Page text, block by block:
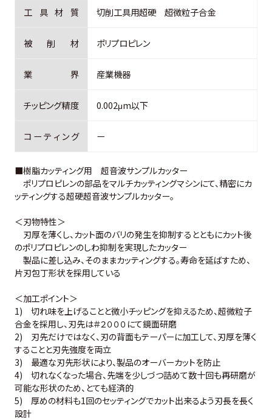
工 具 材 質 切削工具用超硬 超微粒子合金
被 削 材 ポリプロピレン
業 界 産業機器
チッピング精度 0.002μm以下
コ ーテ ィ ン グ ー
■樹脂カッティング用 超音波サンプルカッター
ポリプロピレンの部品をマルチカッティングマシンにて、精密にカ
ッティングする超硬超音波サンプルカッター。
＜刃物特性＞
刃厚を薄くし、カット面のバリの発生を抑制するとともにカット後
のポリプロピレンのしわ抑制を実現したカッター
製品に差し込み、そのままカッティングする。寿命を延ばすため、
片刃包丁形状を採用している
＜加工ポイント＞
1) 切れ味を上げることと微小チッピングを抑えるため、超微粒子
合金を採用し、 刃先は＃２０００にて鏡面研磨
2) 刃先だけではなく、刃の背面もテーパーに加工して、刃厚を薄く
することと刃先強度を両立
3) 最適な刃先形状により、製品のオーバーカットを防止
4) 切れなくなった場合、先端を少しづつ詰めて数十回も再研磨が
可能な形状のため、とても経済的
5) 厚めの材料も1回のセッティングでカット出来るよう刃長を長く
設計